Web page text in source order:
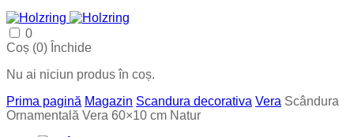
0
Coș (0) Închide
Nu ai niciun produs în coș.
Prima pagină Magazin Scandura decorativa Vera Scândura
Ornamentală Vera 60×10 cm Natur